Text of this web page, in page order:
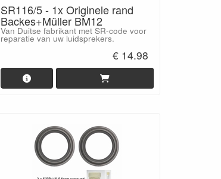
SR116/5 - 1x Originele rand
Backes+Müller BM12
Van Duitse fabrikant met SR-code voor
reparatie van uw luidsprekers.
€ 14.98